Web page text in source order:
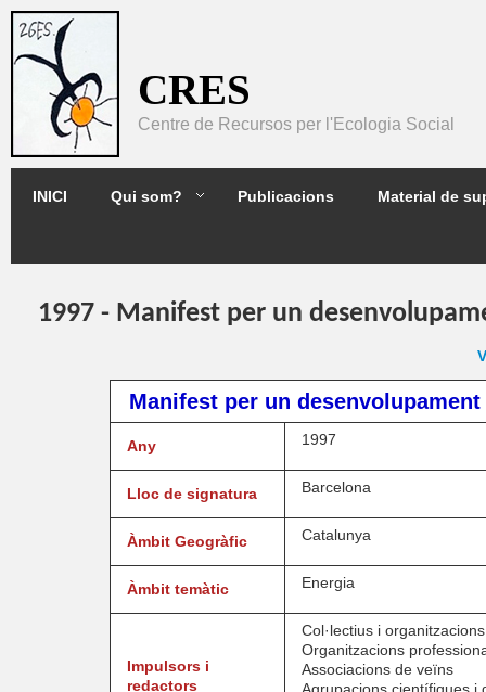
Pasar al contenido principal
CRES
Centre de Recursos per l'Ecologia Social
INICI Qui som? Publicacions Material de
1997 - Manifest per un
Manifest per un
Any 1997
Lloc de signatura Barcelona
Àmbit Geogràfic Catalunya
Àmbit temàtic Energia
Impulsors i
redactors
Col·lectius i
Organitzacions
Associacions de veïns